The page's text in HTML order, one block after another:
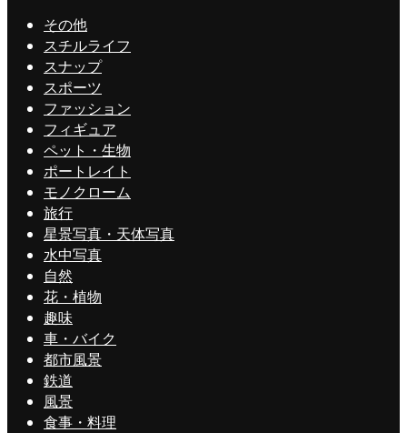
その他
スチルライフ
スナップ
スポーツ
ファッション
フィギュア
ペット・生物
ポートレイト
モノクローム
旅行
星景写真・天体写真
水中写真
自然
花・植物
趣味
車・バイク
都市風景
鉄道
風景
食事・料理